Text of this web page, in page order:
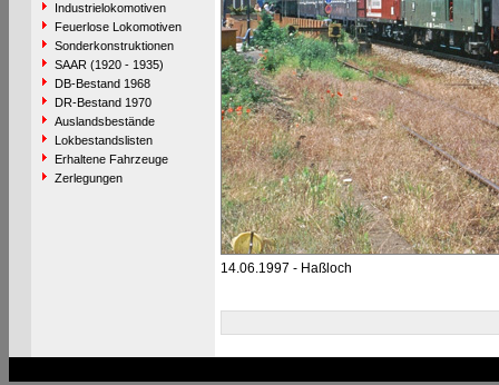
Industrielokomotiven
Feuerlose Lokomotiven
Sonderkonstruktionen
SAAR (1920 - 1935)
DB-Bestand 1968
DR-Bestand 1970
Auslandsbestände
Lokbestandslisten
Erhaltene Fahrzeuge
Zerlegungen
14.06.1997 - Haßloch